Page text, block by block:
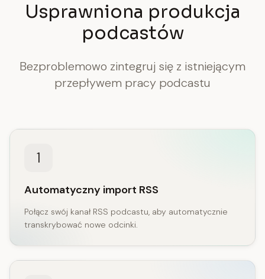
Usprawniona produkcja
podcastów
Bezproblemowo zintegruj się z istniejącym
przepływem pracy podcastu
1
Automatyczny import RSS
Połącz swój kanał RSS podcastu, aby automatycznie
transkrybować nowe odcinki.